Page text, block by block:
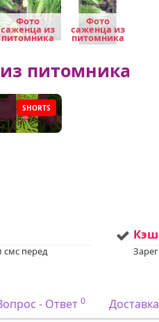
Фото
саженца из
питомника
Фото
саженца из
питомника
питомника
SHORTS
смс перед
- Ответ0 Доставка